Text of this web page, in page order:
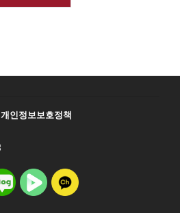
개인정보보호정책